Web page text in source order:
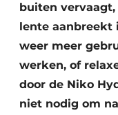
buiten vervaagt,
lente aanbreekt
weer meer
werken, of
door de Niko
niet nodig om